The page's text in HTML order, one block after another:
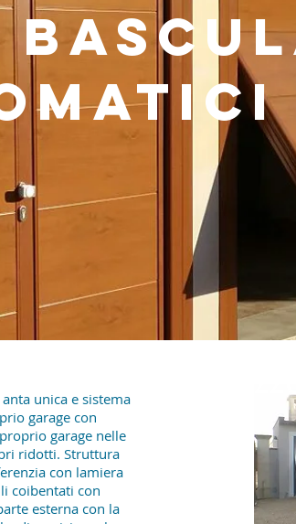
unica e sistema
garage con
garage nelle
ridotti. Struttura
con lamiera
coibentati con
esterna con la